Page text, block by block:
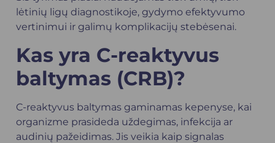
lėtinių ligų diagnostikoje, gydymo efektyvumo
vertinimui ir galimų komplikacijų stebėsenai.
Kas yra C-reaktyvus
baltymas (CRB)?
C-reaktyvus baltymas gaminamas kepenyse, kai
organizme prasideda uždegimas, infekcija ar
audinių pažeidimas. Jis veikia kaip signalas